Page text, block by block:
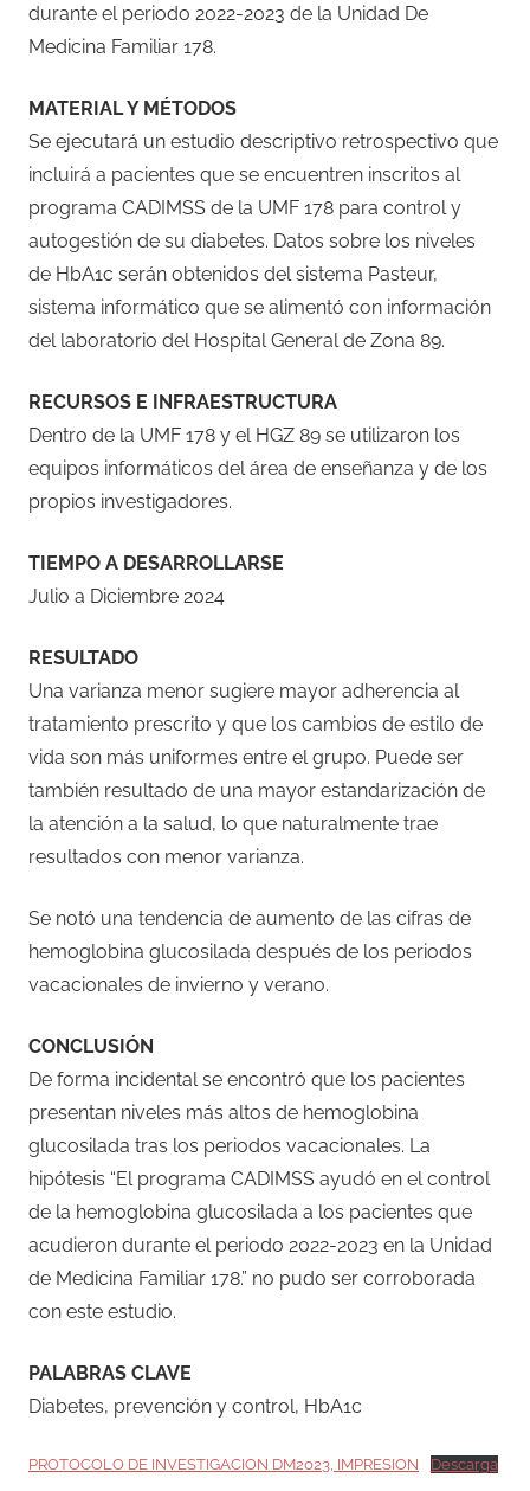
durante el periodo 2022-2023 de la Unidad De
Medicina Familiar 178.
MATERIAL Y MÉTODOS
Se ejecutará un estudio descriptivo retrospectivo que
incluirá a pacientes que se encuentren inscritos al
programa CADIMSS de la UMF 178 para control y
autogestión de su diabetes. Datos sobre los niveles
de HbA1c serán obtenidos del sistema Pasteur,
sistema informático que se alimentó con información
del laboratorio del Hospital General de Zona 89.
RECURSOS E INFRAESTRUCTURA
Dentro de la UMF 178 y el HGZ 89 se utilizaron los
equipos informáticos del área de enseñanza y de los
propios investigadores.
TIEMPO A DESARROLLARSE
Julio a Diciembre 2024
RESULTADO
Una varianza menor sugiere mayor adherencia al
tratamiento prescrito y que los cambios de estilo de
vida son más uniformes entre el grupo. Puede ser
también resultado de una mayor estandarización de
la atención a la salud, lo que naturalmente trae
resultados con menor varianza.
Se notó una tendencia de aumento de las cifras de
hemoglobina glucosilada después de los periodos
vacacionales de invierno y verano.
CONCLUSIÓN
De forma incidental se encontró que los pacientes
presentan niveles más altos de hemoglobina
glucosilada tras los periodos vacacionales. La
hipótesis “El programa CADIMSS ayudó en el control
de la hemoglobina glucosilada a los pacientes que
acudieron durante el periodo 2022-2023 en la Unidad
de Medicina Familiar 178.” no pudo ser corroborada
con este estudio.
PALABRAS CLAVE
Diabetes, prevención y control, HbA1c
PROTOCOLO DE INVESTIGACION DM2023, IMPRESION Descarga